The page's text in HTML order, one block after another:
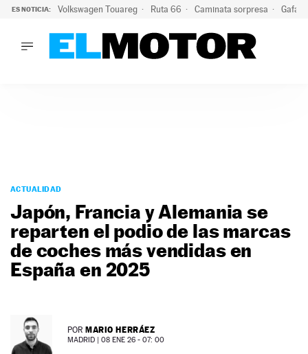
ES NOTICIA: Volkswagen Touareg Ruta 66 Caminata sorpresa Gafas
PODCAST
MOTOS
TECNOLOGÍA
SUPERCOCHES
MOTORTV
NEWSLETTER
ACTUALIDAD
Japón, Francia y Alemania se
reparten el podio de las marcas
de coches más vendidas en
España en 2025
POR MARIO HERRÁEZ
MADRID | 08 ENE 26 - 07: 00